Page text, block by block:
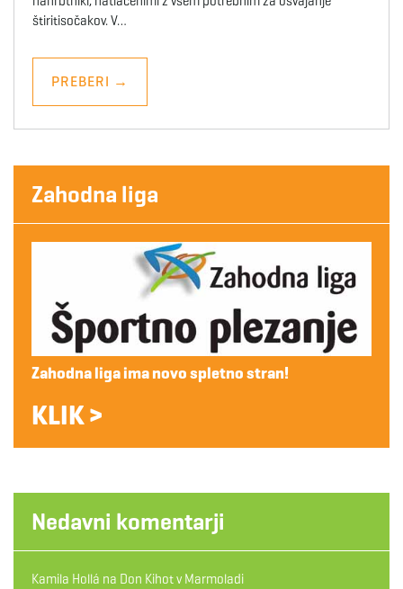
štiritisočakov. V…
PREBERI →
Zahodna liga
Zahodna liga ima novo spletno stran!
KLIK >
Nedavni komentarji
Kamila Hollá na Don Kihot v Marmoladi